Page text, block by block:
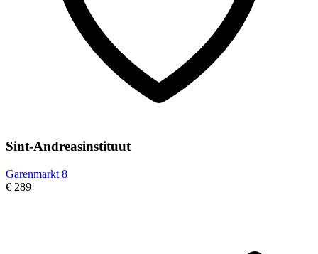
Sint-Andreasinstituut
Garenmarkt 8
€ 289